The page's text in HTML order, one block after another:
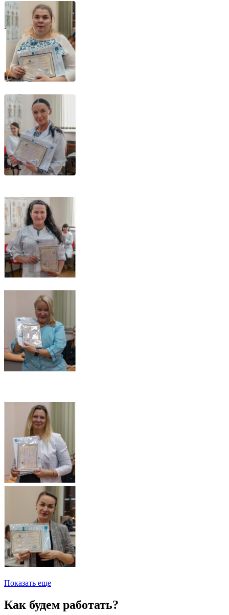
Показать еще
Как будем работать?